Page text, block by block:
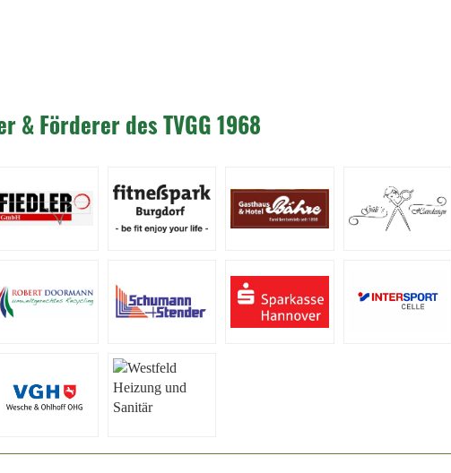
& Förderer des TVGG 1968